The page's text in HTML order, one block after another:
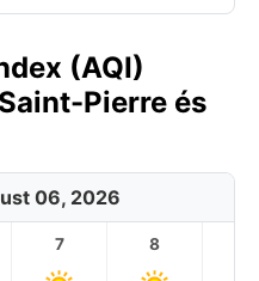
(AQI)
Pierre és
06, 2026
7 8